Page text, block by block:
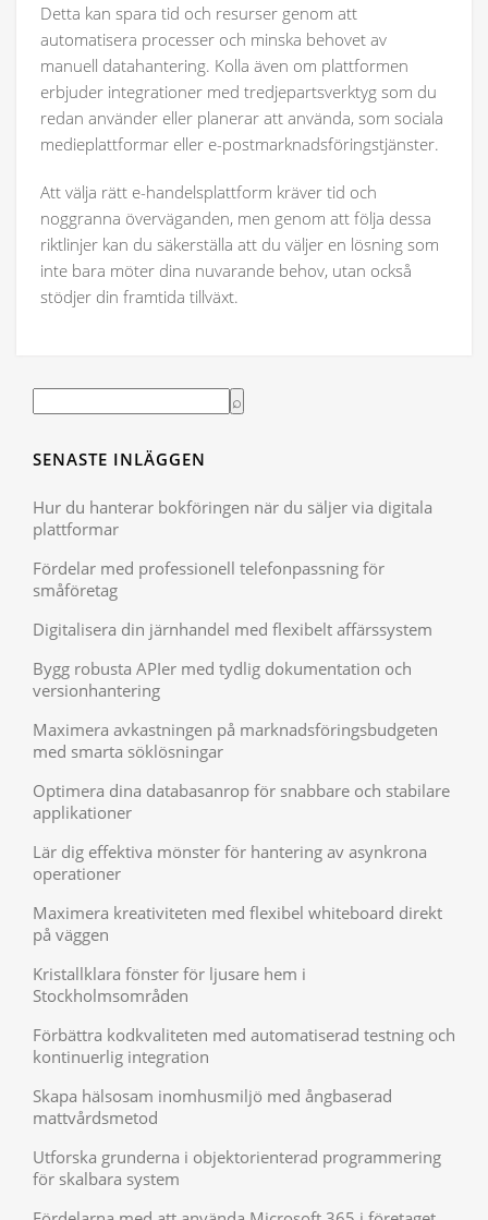
Detta kan spara tid och resurser genom att
automatisera processer och minska behovet av
manuell datahantering. Kolla även om plattformen
erbjuder integrationer med tredjepartsverktyg som du
redan använder eller planerar att använda, som sociala
medieplattformar eller e-postmarknadsföringstjänster.
Att välja rätt e-handelsplattform kräver tid och
noggranna överväganden, men genom att följa dessa
riktlinjer kan du säkerställa att du väljer en lösning som
inte bara möter dina nuvarande behov, utan också
stödjer din framtida tillväxt.
SENASTE INLÄGGEN
Hur du hanterar bokföringen när du säljer via digitala
plattformar
Fördelar med professionell telefonpassning för
småföretag
Digitalisera din järnhandel med flexibelt affärssystem
Bygg robusta APIer med tydlig dokumentation och
versionhantering
Maximera avkastningen på marknadsföringsbudgeten
med smarta söklösningar
Optimera dina databasanrop för snabbare och stabilare
applikationer
Lär dig effektiva mönster för hantering av asynkrona
operationer
Maximera kreativiteten med flexibel whiteboard direkt
på väggen
Kristallklara fönster för ljusare hem i
Stockholmsområden
Förbättra kodkvaliteten med automatiserad testning och
kontinuerlig integration
Skapa hälsosam inomhusmiljö med ångbaserad
mattvårdsmetod
Utforska grunderna i objektorienterad programmering
för skalbara system